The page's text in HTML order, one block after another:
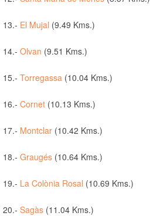
13.- El Mujal (9.49 Kms.)
14.- Olvan (9.51 Kms.)
15.- Torregassa (10.04 Kms.)
16.- Cornet (10.13 Kms.)
17.- Montclar (10.42 Kms.)
18.- Graugés (10.64 Kms.)
19.- La Colònia Rosal (10.69 Kms.)
20.- Sagàs (11.04 Kms.)